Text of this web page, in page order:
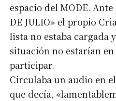
espacio del MODE.
DE JULIO» el propio
lista no estaba cargada
situación no estarían
participar.
Circulaba un audio en
que decía,